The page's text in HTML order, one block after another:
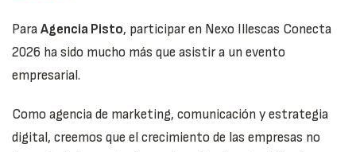
Para Agencia Pisto, participar en Nexo Illescas Conecta
2026 ha sido mucho más que asistir a un evento
empresarial.
Como agencia de marketing, comunicación y estrategia
digital, creemos que el crecimiento de las empresas no